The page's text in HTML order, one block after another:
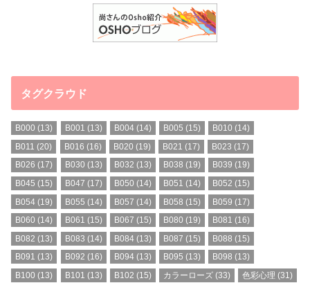
タグクラウド
B000 (13) B001 (13) B004(14) B005 (15) B010 (14)
B011 (20) B016 (16) B020 (19) B021 (17) B023 (17)
B026 (17) B030 (13) B032 (13) B038 (19) B039 (19)
B045 (15) B047 (17) B050 (14) B051 (14) B052 (15)
B054 (19) B055 (14) B057 (14) B058 (15) B059 (17)
B060 (14) B061 (15) B067 (15) B080 (19) B081 (16)
B082 (13) B083 (14) B084(13) B087 (15) B088 (15)
B091 (13) B092 (16) B094(13) B095 (13) B098 (13)
B100 (13) B101 (13) B102 (15) カラーローズ (33) 色彩心理 (31)